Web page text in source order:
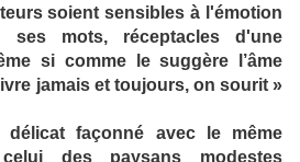
soient sensibles à l'émotion
ses mots, réceptacles d'une
si comme le suggère l’âme
jamais et toujours, on sourit »
façonné avec le même
des paysans modestes